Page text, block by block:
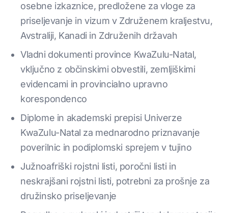
osebne izkaznice, predložene za vloge za
priseljevanje in vizum v Združenem kraljestvu,
Avstraliji, Kanadi in Združenih državah
Vladni dokumenti province KwaZulu-Natal,
vključno z občinskimi obvestili, zemljiškimi
evidencami in provincialno upravno
korespondenco
Diplome in akademski prepisi Univerze
KwaZulu-Natal za mednarodno priznavanje
poverilnic in podiplomski sprejem v tujino
Južnoafriški rojstni listi, poročni listi in
neskrajšani rojstni listi, potrebni za prošnje za
družinsko priseljevanje